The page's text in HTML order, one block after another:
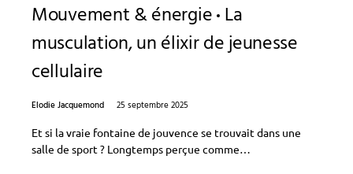
Mouvement & énergie La
musculation, un élixir de jeunesse
cellulaire
Elodie Jacquemond
25 septembre 2025
Et si la vraie fontaine de jouvence se trouvait dans une
salle de sport ? Longtemps perçue comme…